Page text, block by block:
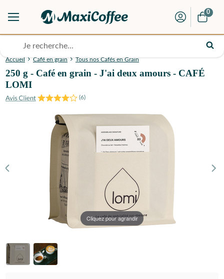
0
Accueil Café en grain Tous nos Cafés en Grain
250 g - Café en grain - J'ai deux amours - CAFÉ
LOMI
(6)
Cliquez pour agrandir